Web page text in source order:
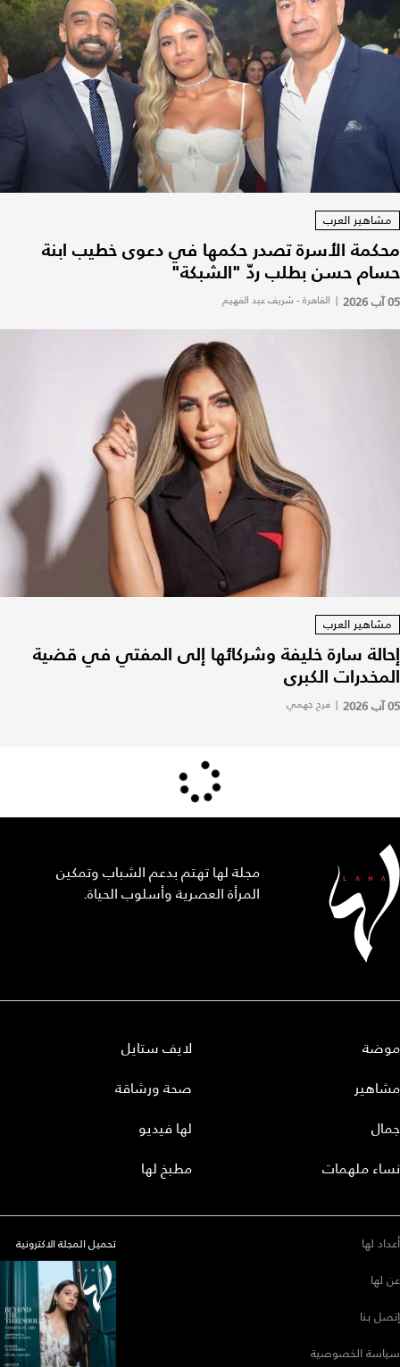
مشاهير العرب
محكمة الأسرة تصدر حكمها في دعوى خطيب ابنة
حسام حسن بطلب ردّ "الشبكة"
05 آب 2026 | القاهرة - شريف عبد الفهيم
مشاهير العرب
إحالة سارة خليفة وشركائها إلى المفتي في قضية
المخدرات الكبرى
05 آب 2026 | فرح جهمي
مجلة لها تهتم بدعم الشباب وتمكين
المرأة العصرية وأسلوب الحياة.
موضة
مشاهير
جمال
نساء ملهمات
لايف ستايل
صحة ورشاقة
لها فيديو
مطبخ لها
أعداد لها
عن لها
إتصل بنا
سياسة الخصوصية
تحميل المجلة الاكترونية